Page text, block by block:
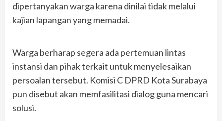
dipertanyakan warga karena dinilai tidak melalui
kajian lapangan yang memadai.
Warga berharap segera ada pertemuan lintas
instansi dan pihak terkait untuk menyelesaikan
persoalan tersebut. Komisi C DPRD Kota Surabaya
pun disebut akan memfasilitasi dialog guna mencari
solusi.